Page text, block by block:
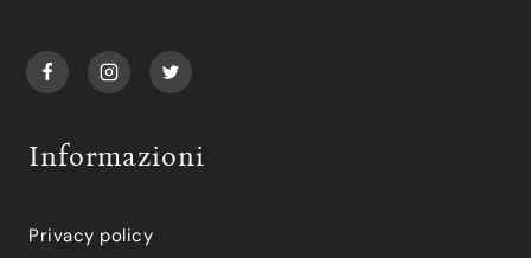
Informazioni
Privacy policy